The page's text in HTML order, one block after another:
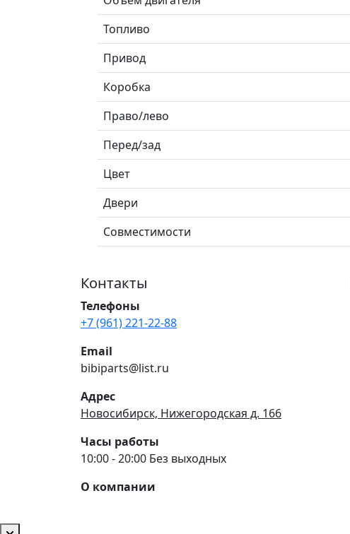
Топливо
Привод
Коробка
Право/лево
Перед/зад
Цвет
Двери
Совместимости
Контакты
Телефоны
+7 (961) 221-22-88
Email
bibiparts@list.ru
Адрес
Новосибирск, Нижегородская д. 166
Часы работы
10:00 - 20:00 Без выходных
О компании